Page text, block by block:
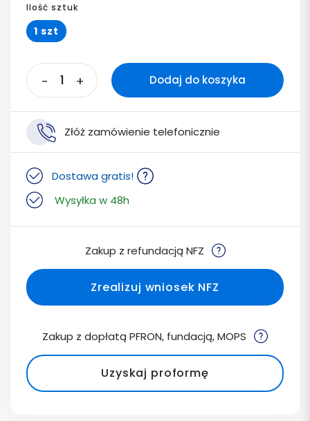
Ilość sztuk
1 szt
- + Dodaj do koszyka
Złóż zamówienie telefonicznie
Dostawa gratis!
Wysyłka w 48h
Zakup z refundacją NFZ
Zrealizuj wniosek NFZ
Zakup z dopłatą PFRON, fundacją, MOPS
Uzyskaj proformę